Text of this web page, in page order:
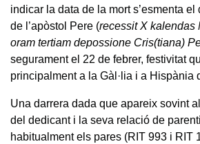
indicar la data de la mort s’esmenta el
de l’apòstol Pere (recessit X kalendas
oram tertiam depossione Cris(tiana)
segurament el 22 de febrer, festivitat
principalment a la Gàl·lia i a Hispània
Una darrera dada que apareix sovint
del dedicant i la seva relació de
habitualment els pares (RIT 993 i RIT